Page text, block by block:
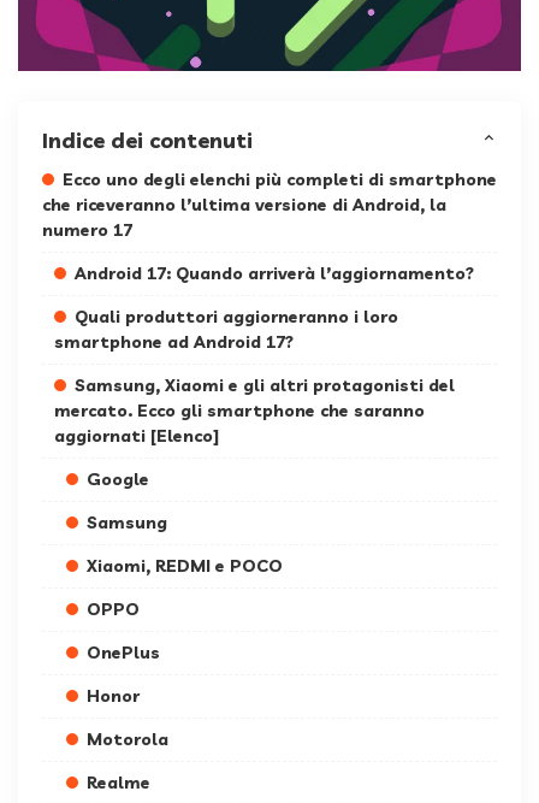
Indice dei contenuti
Ecco uno degli elenchi più completi di smartphone
che riceveranno l’ultima versione di Android, la
numero 17
Android 17: Quando arriverà l’aggiornamento?
Quali produttori aggiorneranno i loro
smartphone ad Android 17?
Samsung, Xiaomi e gli altri protagonisti del
mercato. Ecco gli smartphone che saranno
aggiornati [Elenco]
Google
Samsung
Xiaomi, REDMI e POCO
OPPO
OnePlus
Honor
Motorola
Realme